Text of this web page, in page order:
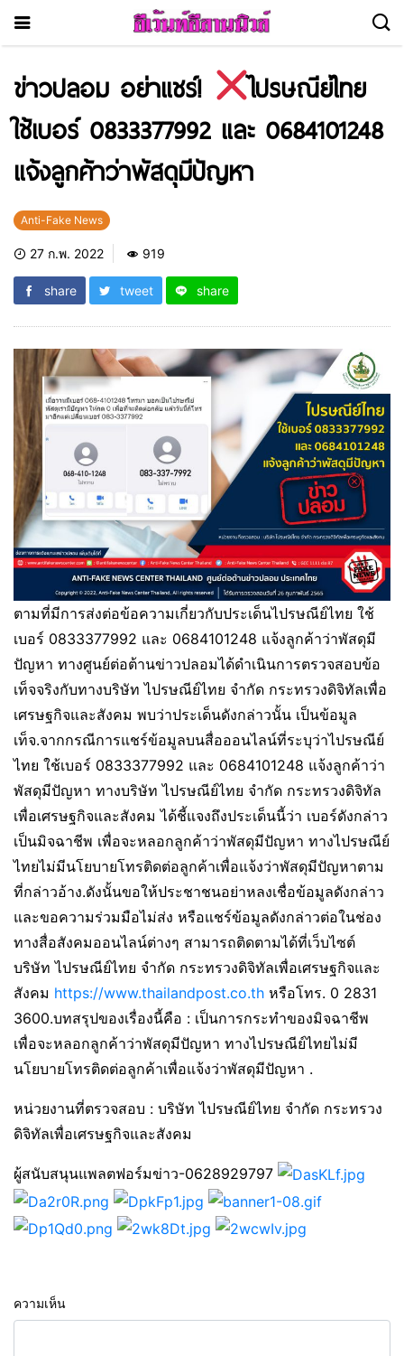
ข่าวปลอม อย่าแชร์!
ไปรษณีย์ไทย
ใช้เบอร์ 0833377992 และ 0684101248
แจ้งลูกค้าว่าพัสดุมีปัญหา
Anti-Fake News
27 ก.พ. 2022 919
share tweet share
ตามที่มีการส่งต่อข้อความเกี่ยวกับประเด็นไปรษณีย์ไทย ใช้
เบอร์ 0833377992 และ 0684101248 แจ้งลูกค้าว่าพัสดุมี
ปัญหา ทางศูนย์ต่อต้านข่าวปลอมได้ดำเนินการตรวจสอบข้อ
เท็จจริงกับทางบริษัท ไปรษณีย์ไทย จำกัด กระทรวงดิจิทัลเพื่อ
เศรษฐกิจและสังคม พบว่าประเด็นดังกล่าวนั้น เป็นข้อมูล
เท็จ.จากกรณีการแชร์ข้อมูลบนสื่อออนไลน์ที่ระบุว่าไปรษณีย์
ไทย ใช้เบอร์ 0833377992 และ 0684101248 แจ้งลูกค้าว่า
พัสดุมีปัญหา ทางบริษัท ไปรษณีย์ไทย จำกัด กระทรวงดิจิทัล
เพื่อเศรษฐกิจและสังคม ได้ชี้แจงถึงประเด็นนี้ว่า เบอร์ดังกล่าว
เป็นมิจฉาชีพ เพื่อจะหลอกลูกค้าว่าพัสดุมีปัญหา ทางไปรษณีย์
ไทยไม่มีนโยบายโทรติดต่อลูกค้าเพื่อแจ้งว่าพัสดุมีปัญหาตาม
ที่กล่าวอ้าง.ดังนั้นขอให้ประชาชนอย่าหลงเชื่อข้อมูลดังกล่าว
และขอความร่วมมือไม่ส่ง หรือแชร์ข้อมูลดังกล่าวต่อในช่อง
ทางสื่อสังคมออนไลน์ต่างๆ สามารถติดตามได้ที่เว็บไซต์
บริษัท ไปรษณีย์ไทย จำกัด กระทรวงดิจิทัลเพื่อเศรษฐกิจและ
สังคม https://www.thailandpost.co.th หรือโทร. 0 2831
3600.บทสรุปของเรื่องนี้คือ : เป็นการกระทำของมิจฉาชีพ
เพื่อจะหลอกลูกค้าว่าพัสดุมีปัญหา ทางไปรษณีย์ไทยไม่มี
นโยบายโทรติดต่อลูกค้าเพื่อแจ้งว่าพัสดุมีปัญหา .
หน่วยงานที่ตรวจสอบ : บริษัท ไปรษณีย์ไทย จำกัด กระทรวง
ดิจิทัลเพื่อเศรษฐกิจและสังคม
ผู้สนับสนุนแพลตฟอร์มข่าว-0628929797
ความเห็น